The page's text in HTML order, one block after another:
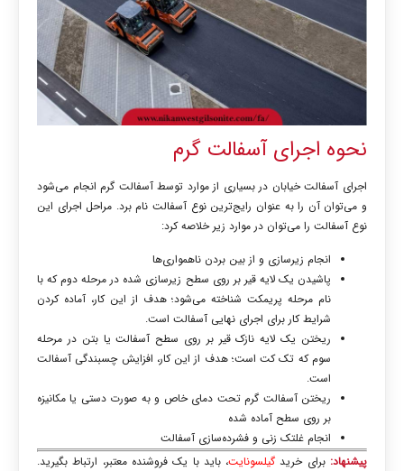
نحوه اجرای آسفالت گرم
اجرای آسفالت خیابان در بسیاری از موارد توسطآسفالت گرم انجام می‌شود
و می‌توان آن را به عنوان رایج‌ترین نوع آسفالت نام برد. مراحل اجرای این
نوع آسفالت را می‌توان در موارد زیر خلاصه کرد:
انجام زیرسازی و از بین بردن ناهمواری‌ها
پاشیدن یک لایه قیر بر روی سطح زیرسازی شده در مرحله دوم که با
نام مرحله پریمکت شناخته می‌شود؛ هدف از این کار، آماده کردن
شرایط کار برای اجرای نهایی آسفالت است.
ریختن یک لایه نازک قیر بر روی سطح آسفالت یا بتن در مرحله
سوم که تک کت است؛ هدف از این کار، افزایش چسبندگی آسفالت
است.
ریختنآسفالت گرم تحت دمای خاص و به صورت دستی یا مکانیزه
بر روی سطح آماده شده
انجام غلتک زنی و فشرده‌سازی آسفالت
پیشنهاد: برای خرید گیلسونایت، باید با یک فروشنده معتبر، ارتباط بگیرید.